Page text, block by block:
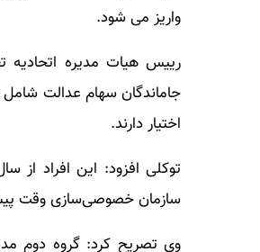
واریز می شود.
رییس هیات مدیره اتحادیه
اختیار دارند.
سازمان خصوصی‌سازی وقت